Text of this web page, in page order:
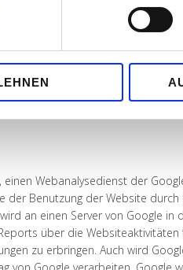
im Internet (z.B. bei der
veröffentlichten
widersprochen. Die
Mails, vor.
Webanalysedienst der
der Benutzung der Website
an einen Server von Google
über die
zu erbringen. Auch wird